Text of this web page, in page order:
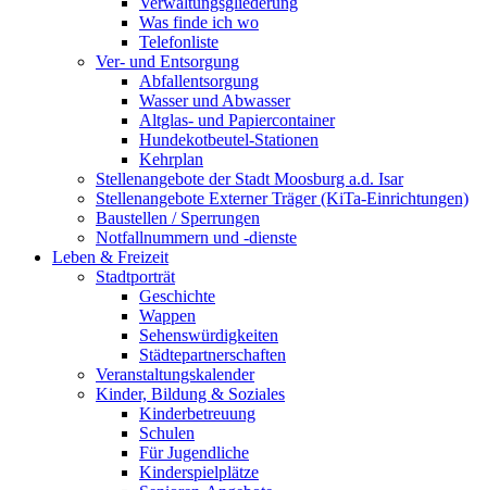
Was finde ich wo
Telefonliste
Ver- und Entsorgung
Abfallentsorgung
Wasser und Abwasser
Altglas- und Papiercontainer
Hundekotbeutel-Stationen
Kehrplan
Stellenangebote der Stadt Moosburg a.d. Isar
Stellenangebote Externer Träger (KiTa-Einrichtungen)
Baustellen / Sperrungen
Notfallnummern und -dienste
Leben & Freizeit
Stadtporträt
Geschichte
Wappen
Sehenswürdigkeiten
Städtepartnerschaften
Veranstaltungskalender
Kinder, Bildung & Soziales
Kinderbetreuung
Schulen
Für Jugendliche
Kinderspielplätze